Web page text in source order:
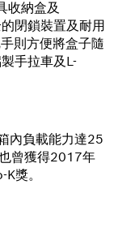
收納盒及
閉鎖裝置及耐用
則方便將盒子隨
手拉車及L-
內負載能力達25
曾獲得2017年
獎。